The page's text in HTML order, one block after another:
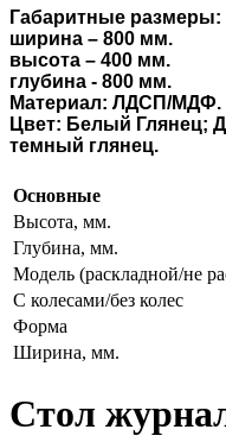
Габаритные размеры:
ширина – 800 мм.
высота – 400 мм.
глубина - 800 мм.
Материал: ЛДСП/МДФ.
Цвет: Белый Глянец;
темный глянец.
Основные
Высота, мм.
Глубина, мм.
Модель (раскладной/не
С колесами/без колес
Форма
Ширина, мм.
Стол